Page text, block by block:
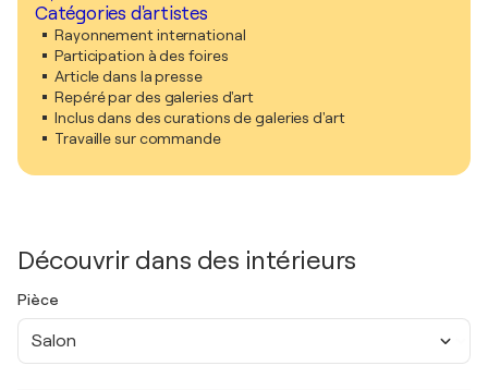
Catégories d'artistes
Rayonnement international
Participation à des foires
Article dans la presse
Repéré par des galeries d'art
Inclus dans des curations de galeries d'art
Travaille sur commande
Découvrir dans des intérieurs
Pièce
Salon